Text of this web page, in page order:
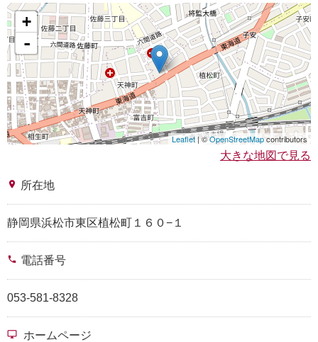
+
-
Leaflet| ©OpenStreetMapcontributors
大きな地図で見る
place 所在地
静岡県浜松市東区植松町１６０−１
phone 電話番号
053-581-8328
desktop_windows ホームページ